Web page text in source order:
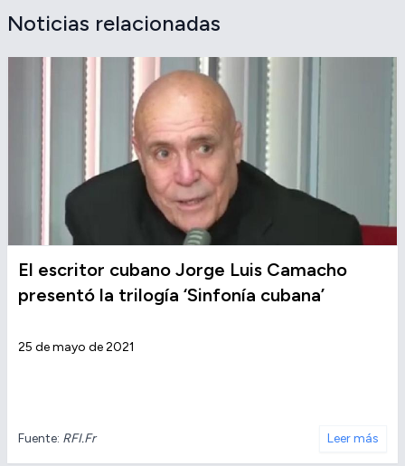
Noticias relacionadas
El escritor cubano Jorge Luis Camacho
presentó la trilogía ‘Sinfonía cubana’
25 de mayo de 2021
Fuente: RFI.Fr Leer más